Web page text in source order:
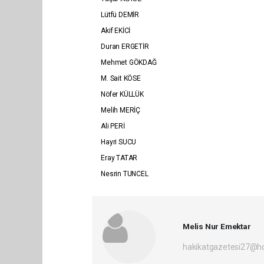
Lütfü DEMİR
Akif EKİCİ
Duran ERGETİR
Mehmet GÖKDAĞ
M. Sait KÖSE
Nöfer KÜLLÜK
Melih MERİÇ
Ali PERİ
Hayri SUCU
Eray TATAR
Nesrin TUNCEL
Melis Nur Emektar